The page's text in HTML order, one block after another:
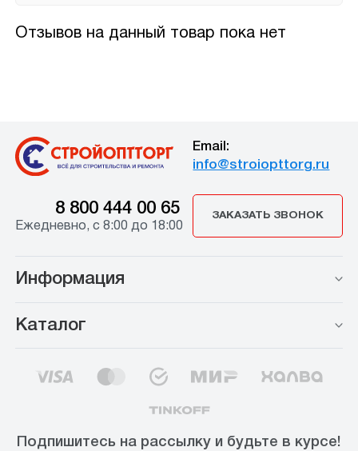
Отзывов на данный товар пока нет
Email:
info@stroiopttorg.ru
8 800 444 00 65
Ежедневно, с 8:00 до 18:00
ЗАКАЗАТЬ ЗВОНОК
Информация
Каталог
Подпишитесь на рассылку и будьте в курсе!